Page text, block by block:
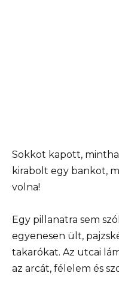
Sokkot kapott,
kirabolt egy bankot,
volna!
Egy pillanatra sem
egyenesen ült,
takarókat. Az utcai
az arcát, félelem és